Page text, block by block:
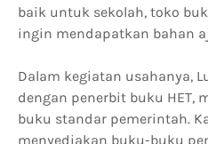
baik untuk sekolah, toko
ingin mendapatkan bahan
Dalam kegiatan usahanya,
dengan penerbit buku HET,
buku standar pemerintah.
menyediakan buku-buku